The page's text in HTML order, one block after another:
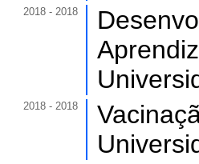
2018 - 2018
2018 - 2018